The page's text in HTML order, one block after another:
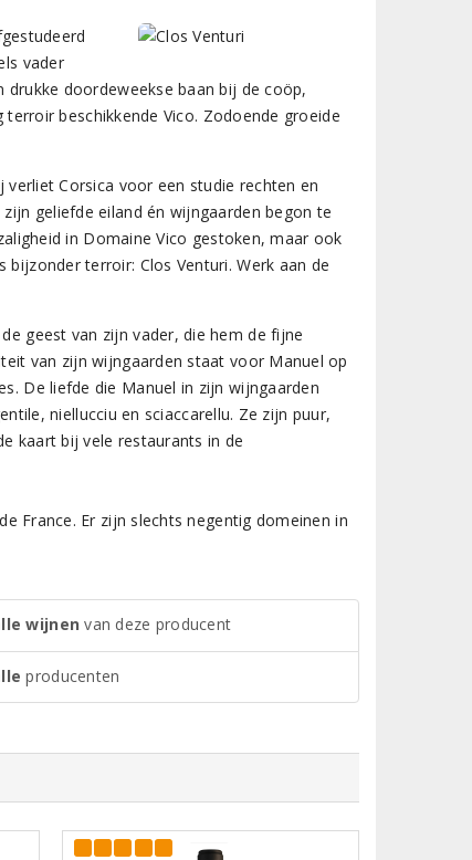
vader
doordeweekse baan bij de coöp,
beschikkende Vico. Zodoende groeide
Corsica voor een studie rechten en
geliefde eiland én wijngaarden begon te
in Domaine Vico gestoken, maar ook
terroir: Clos Venturi. Werk aan de
geest van zijn vader, die hem de fijne
van zijn wijngaarden staat voor Manuel op
De liefde die Manuel in zijn wijngaarden
niellucciu en sciaccarellu. Ze zijn puur,
kaart bij vele restaurants in de
France. Er zijn slechts negentig domeinen in
wijnen van deze producent
producenten